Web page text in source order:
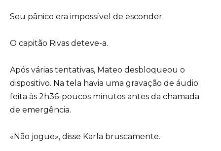
Seu pânico era impossível de esconder.
O capitão Rivas deteve-a.
Após várias tentativas, Mateo desbloqueou o
dispositivo. Na tela havia uma gravação de áudio
feita às 2h36-poucos minutos antes da chamada
de emergência.
«Não jogue», disse Karla bruscamente.